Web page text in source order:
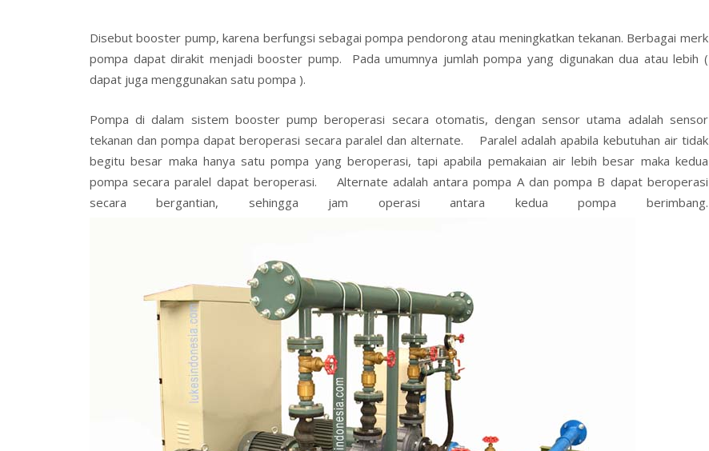
Disebut booster pump, karena berfungsi sebagai pompa pendorong atau meningkatkan tekanan. Berbagai merk
pompa dapat dirakit menjadi booster pump. Pada umumnya jumlah pompa yang digunakan dua atau lebih (
dapat juga menggunakan satu pompa ).
Pompa di dalam sistem booster pump beroperasi secara otomatis, dengan sensor utama adalah sensor
tekanan dan pompa dapat beroperasi secara paralel dan alternate. Paralel adalah apabila kebutuhan air tidak
begitu besar maka hanya satu pompa yang beroperasi, tapi apabila pemakaian air lebih besar maka kedua
pompa secara paralel dapat beroperasi. Alternate adalah antara pompa A dan pompa B dapat beroperasi
secara bergantian, sehingga jam operasi antara kedua pompa berimbang.